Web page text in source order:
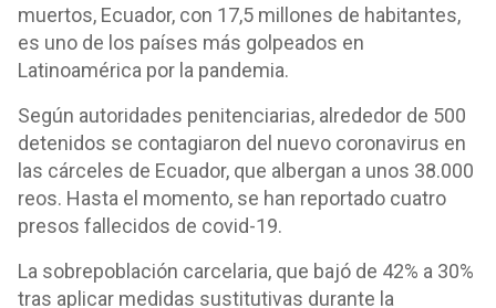
muertos, Ecuador, con 17,5 millones de habitantes,
es uno de los países más golpeados en
Latinoamérica por la pandemia.
Según autoridades penitenciarias, alrededor de 500
detenidos se contagiaron del nuevo coronavirus en
las cárceles de Ecuador, que albergan a unos 38.000
reos. Hasta el momento, se han reportado cuatro
presos fallecidos de covid-19.
La sobrepoblación carcelaria, que bajó de 42% a 30%
tras aplicar medidas sustitutivas durante la